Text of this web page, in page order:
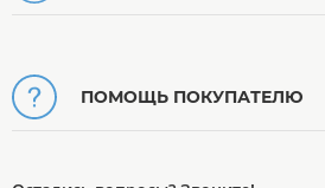
ПОМОЩЬ ПОКУПАТЕЛЮ